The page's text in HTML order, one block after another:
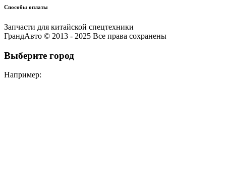
Способы оплаты
Запчасти для китайской спецтехники
ГрандАвто © 2013 - 2025 Все права сохранены
Выберите город
Например: